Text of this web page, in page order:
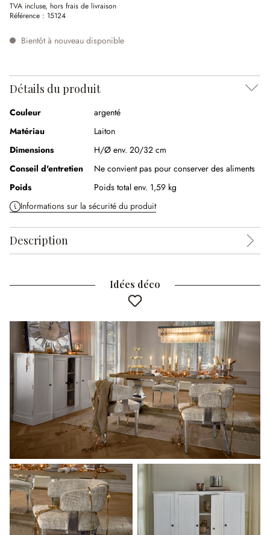
TVA incluse, hors frais de livraison
Référence : 15124
Bientôt à nouveau disponible
Détails du produit
Couleur
argenté
Matériau
Laiton
Dimensions
H/Ø env. 20/32 cm
Conseil d'entretien
Ne convient pas pour conserver des aliments
Poids
Poids total env. 1,59 kg
Informations sur la sécurité du produit
Description
Idées déco